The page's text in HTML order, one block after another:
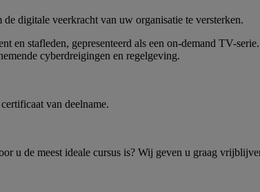
digitale veerkracht van uw organisatie te versterken.
stafleden, gepresenteerd als een on-demand TV-
cyberdreigingen en regelgeving.
van deelname.
u de meest ideale cursus is? Wij geven u graag